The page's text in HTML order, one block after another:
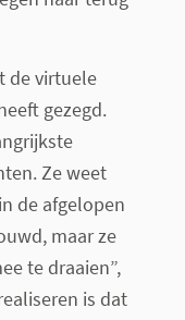
de virtuele
gezegd.
Ze weet
de afgelopen
maar ze
te draaien”,
is dat